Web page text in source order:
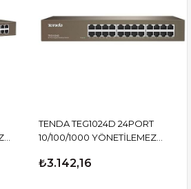
TENDA TEG1024D 24PORT
10/100/1000 YÖNETİLEMEZ
₺3.142,16